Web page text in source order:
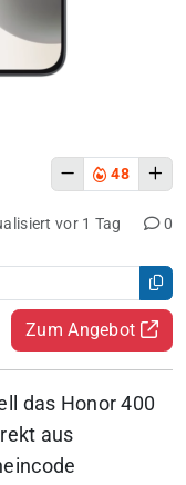
48
vor 1 Tag 0
Zum Angebot
das Honor 400
aus